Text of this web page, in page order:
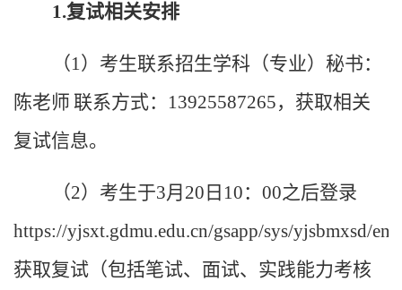
1.复试相关安排
（1）考生联系招生学科（专业）秘书：
陈老师 联系方式： 13925587265， 获取相关
复试信息。
（2）考生于3月 20 日 10： 00之后登录
https://yjsxt.gdmu.edu.cn/gsapp/sys/yjsbmxsd/
获取复试（包括笔试、面试、实践能力考核